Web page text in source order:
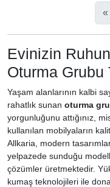
«
Evinizin
Oturma Grubu
Yaşam alanlarının kalbi
rahatlık sunan oturma
yorgunluğunu attığınız,
kullanılan mobilyaların
Allkaria, modern
yelpazede sunduğu
çözümler üretmektedir.
kumaş teknolojileri ile